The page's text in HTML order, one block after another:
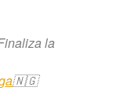
la
🇳🇬